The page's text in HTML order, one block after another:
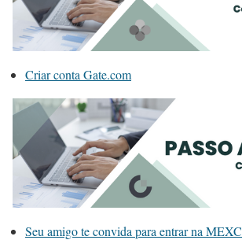
Criar conta Gate.com
Seu amigo te convida para entrar na MEXC